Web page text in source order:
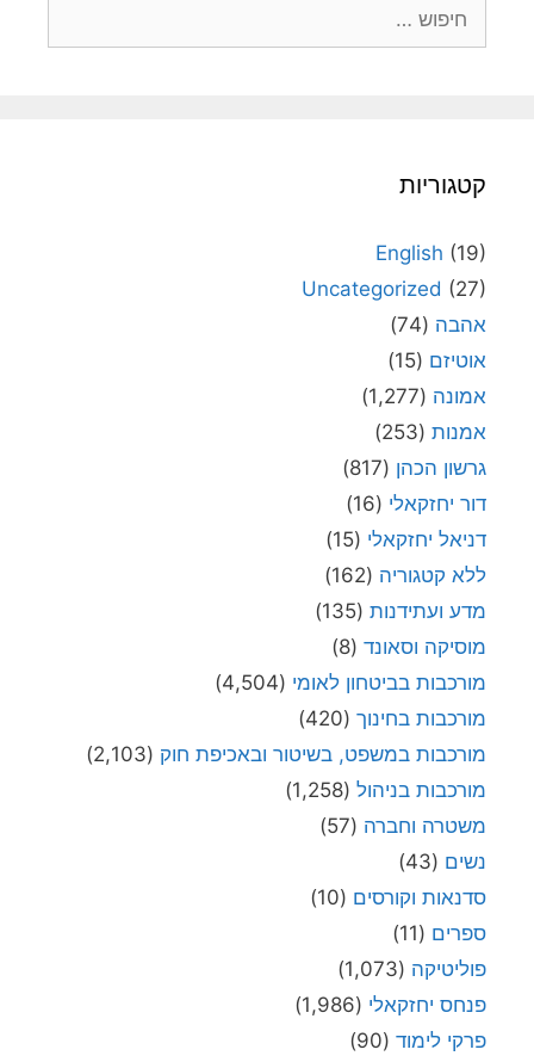
קטגוריות
English (19)
Uncategorized (27)
אהבה (74)
אוטיזם (15)
אמונה (1,277)
אמנות (253)
גרשון הכהן (817)
דור יחזקאלי (16)
דניאל יחזקאלי (15)
ללא קטגוריה (162)
מדע ועתידנות (135)
מוסיקה וסאונד (8)
מורכבות בביטחון לאומי (4,504)
מורכבות בחינוך (420)
מורכבות במשפט, בשיטור ובאכיפת חוק (2,103)
מורכבות בניהול (1,258)
משטרה וחברה (57)
נשים (43)
סדנאות וקורסים (10)
ספרים (11)
פוליטיקה (1,073)
פנחס יחזקאלי (1,986)
פרקי לימוד (90)